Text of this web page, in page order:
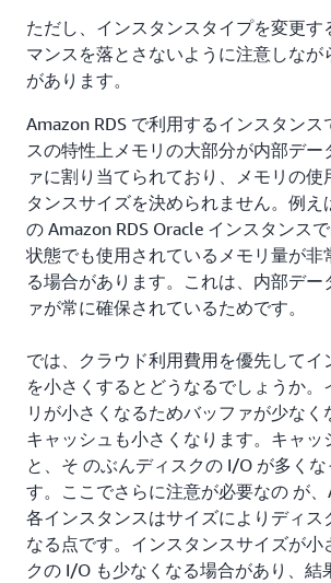
ただし、インスタンスタイプを変更す
マンスを落とさないように注意しなが
があります。
Amazon RDS で利用するインスタン
スの特性上メモリの大部分が内部デー
ァに割り当てられており、メモリの使
タンスサイズを決められません。例え
の Amazon RDS Oracle インスタンス
状態でも使用されているメモリ量が非
る場合があります。これは、内部デー
ァが常に確保されているためです。
では、クラウド利用費用を優先してイ
を小さくするとどうなるでしょうか。
リが小さくなるためバッファが少なく
キャッシュも小さくなります。キャッ
と、そ のぶんディスクの I/O が多くな
す。ここでさらに注意が必要なの が、
各インスタンスはサイズによりディス
なる点です。インスタンスサイズが小
クの I/O も少なくなる場合があり、結